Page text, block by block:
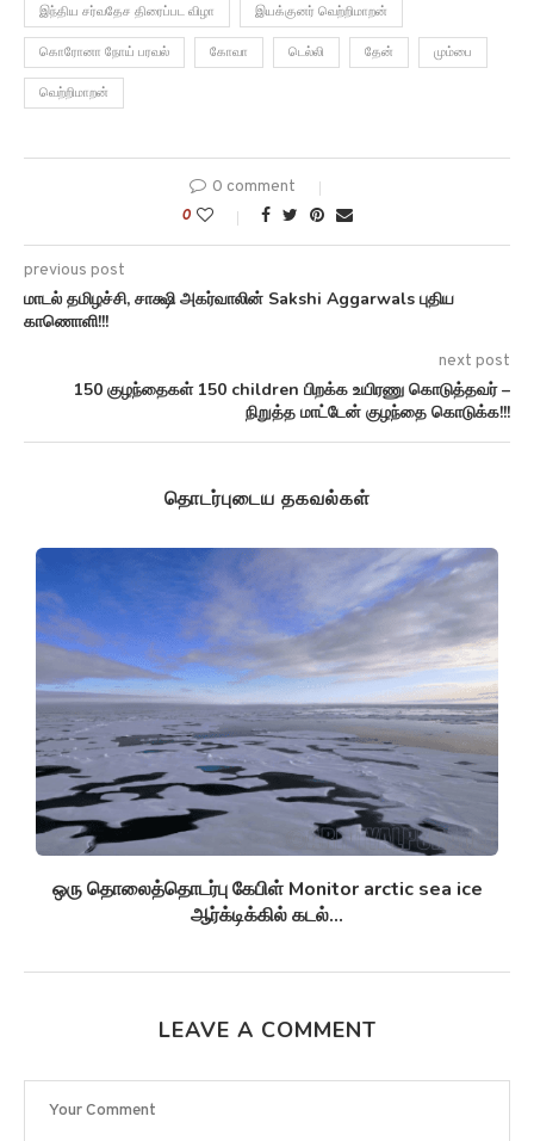
இந்திய சர்வதேச திரைப்பட விழா இயக்குனர் வெற்றிமாறன்
கொரோனா நோய் பரவல் கோவா டெல்லி தேன் மும்பை
வெற்றிமாறன்
0 comment
0
previous post
மாடல் தமிழச்சி, சாக்ஷி அகர்வாலின் Sakshi Aggarwals புதிய
காணொளி!!!
next post
150 குழந்தைகள் 150 children பிறக்க உயிரணு கொடுத்தவர் –
நிறுத்த மாட்டேன் குழந்தை கொடுக்க!!!
தொடர்புடைய தகவல்கள்
செயற்கை நுண்ணுயிர் எதிர்ப்பிகள் Synthetic antibiotics
மருந்து-எதிர்ப்பு சூப்பர்பக்குகளுக்கு எதிராக